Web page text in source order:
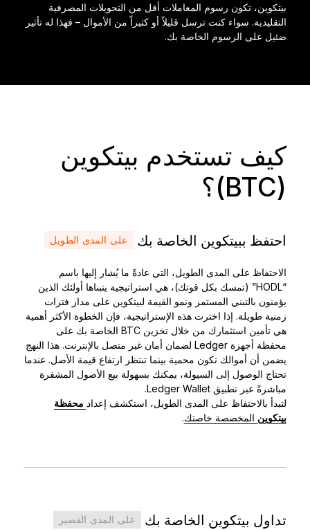
بيتكوين، تكون رسوم المعاملات أقل من التحويلات المصرفية
التقليدية. سواء كنت ترسل قليلاً أو كثيراً من الأموال – فهذا له تأثير
ضئيل على الرسوم الخاصة بك.
كيف تستخدم بيتكوين
(BTC)؟
احتفظ ببيتكوين الخاصة بك على المدى الطويل
الاحتفاظ على المدى الطويل، التي عادةً ما يُشار إليها باسم
“HODL” (تمسك بكل قوتك)، هي استراتيجية يتبناها أولئك الذين
يؤمنون بالتبني المستمر ونمو القيمة لبيتكوين على مدار فترات
زمنية طويلة. إذا اخترت هذه الإستراتيجية، فإن الخطوة الأكثر أهمية
هي تأمين استثمارك من خلال تخزين BTC الخاصة بك على
محفظة أجهزة Ledger لضمان أمان غير متصل بالإنترنت. هذا النهج
يضمن أن أموالك تكون محمية بينما تنتظر ارتفاع قيمة الأصل. عندما
تحتاج الوصول إلى السيولة، يمكنك بسهولة بيع الأصول المشفرة
مباشرةً عبر تطبيق Ledger Wallet.
لتبدأ بالاحتفاظ على المدى الطويل، استكشف إعداد محفظة
بيتكوين المخصصة خاصتك.
تداول بيتكوين الخاصة بك على المدى القصير